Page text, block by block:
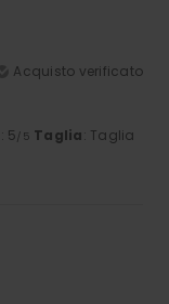
Acquisto verificato
: 5 /5 Taglia: Taglia